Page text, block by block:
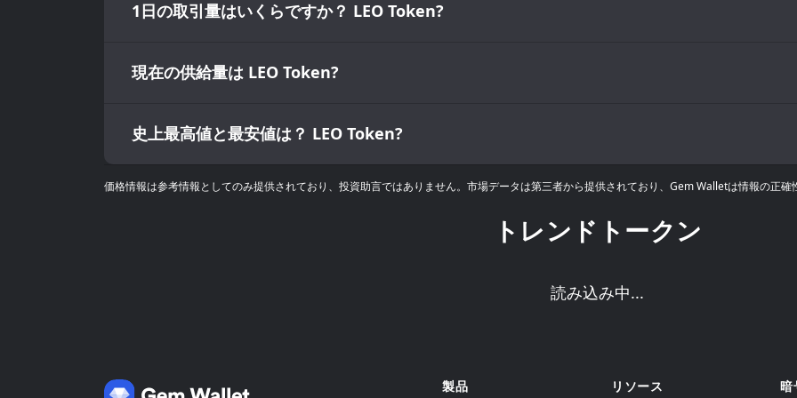
1日の取引量はいくらですか？ LEO Token?
現在の供給量は LEO Token?
史上最高値と最安値は？ LEO Token?
価格情報は参考情報としてのみ提供されており、投資助言ではありません。市場データは第三者から提供されており、Gem Walletは情報の正
トレンドトークン
読み込み中...
製品 リソース 暗